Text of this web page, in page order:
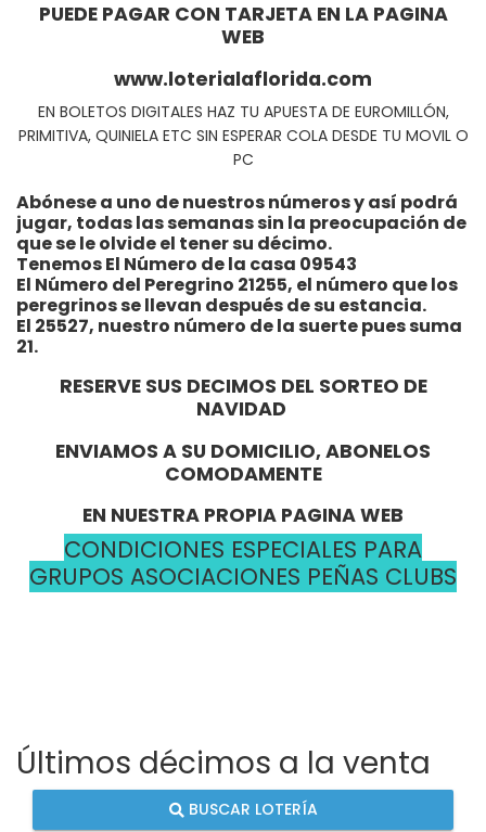
PUEDE PAGAR CON TARJETA EN LA PAGINA
WEB
www.loterialaflorida.com
EN BOLETOS DIGITALES HAZ TU APUESTA DE EUROMILLÓN,
PRIMITIVA, QUINIELA ETC SIN ESPERAR COLA DESDE TU MOVIL O
PC
Abónese a uno de nuestros números y así podrá
jugar, todas las semanas sin la preocupación de
que se le olvide el tener su décimo.
Tenemos El Número de la casa 09543
El Número del Peregrino 21255, el número que los
peregrinos se llevan después de su estancia.
El 25527, nuestro número de la suerte pues suma
21.
RESERVE SUS DECIMOS DEL SORTEO DE
NAVIDAD
ENVIAMOS A SU DOMICILIO, ABONELOS
COMODAMENTE
EN NUESTRA PROPIA PAGINA WEB
CONDICIONES ESPECIALES PARA
GRUPOS ASOCIACIONES PEÑAS CLUBS
Últimos décimos a la venta
BUSCAR LOTERÍA